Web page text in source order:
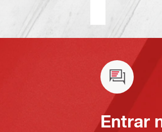
Entrar